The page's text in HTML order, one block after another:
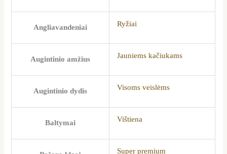
Angliavandeniai Ryžiai
Augintinio amžius Jauniems kačiukams
Augintinio dydis Visoms veislėms
Baltymai Vištiena
Super premium